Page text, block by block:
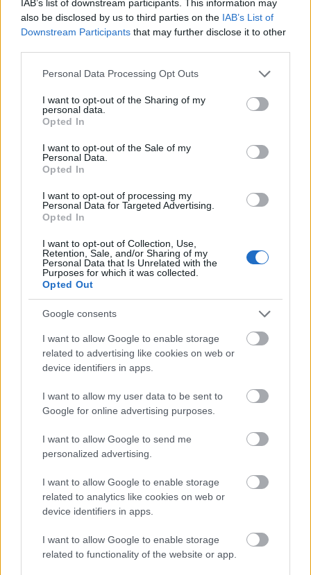
IAB’s list of downstream participants. This information may
also be disclosed by us to third parties on the IAB’s List of
Downstream Participants that may further disclose it to other
Please note that this website/app uses one or more Google
not limited to your visit or usage behaviour. You may click to
grant or deny consent to Google and its third-party tags to
use your data for below specified purposes in below Google
consent section.
Personal Data Processing Opt Outs
I want to opt-out of the Sharing of my
personal data.
Opted In
I want to opt-out of the Sale of my
Personal Data.
Opted In
I want to opt-out of processing my
Personal Data for Targeted Advertising.
Opted In
I want to opt-out of Collection, Use,
Retention, Sale, and/or Sharing of my
Personal Data that Is Unrelated with the
Purposes for which it was collected.
Opted Out
Google consents
I want to allow Google to enable storage
related to advertising like cookies on web or
device identifiers in apps.
I want to allow my user data to be sent to
Google for online advertising purposes.
I want to allow Google to send me
personalized advertising.
I want to allow Google to enable storage
related to analytics like cookies on web or
device identifiers in apps.
I want to allow Google to enable storage
related to functionality of the website or app.
5+1 bor nyárra, egzotikus
borvidékekről
Most minden megy, ami kicsit is más
Winelovers•2019. június 11.
szerepet kaptak azok a borok, amik valamilyen
módon kitűnnek a tömegből. Manapság nagyon
menő minden, ami "más", ami egzotikus, ami
ritkaság, ami után kutakodni kell. Hogy ti se
maradjatok ki a jóból, összeszedtünk pár olyan
távoli (és…
Hogyan lehet egy bor krémes?
És egyáltalán, mit jelent ez?